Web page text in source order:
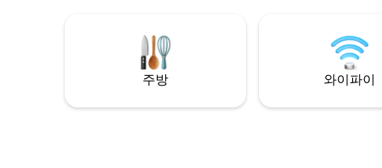
진행되기를
때 설거지,
없습니다. 저
리겠습니다!
주방 와이파이